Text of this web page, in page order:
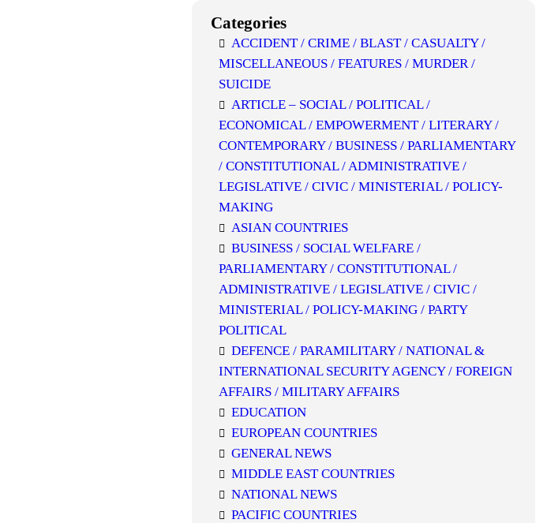
Categories
ACCIDENT / CRIME / BLAST / CASUALTY /
MISCELLANEOUS / FEATURES / MURDER /
SUICIDE
ARTICLE – SOCIAL / POLITICAL /
ECONOMICAL / EMPOWERMENT / LITERARY /
CONTEMPORARY / BUSINESS / PARLIAMENTARY
/ CONSTITUTIONAL / ADMINISTRATIVE /
LEGISLATIVE / CIVIC / MINISTERIAL / POLICY-
MAKING
ASIAN COUNTRIES
BUSINESS / SOCIAL WELFARE /
PARLIAMENTARY / CONSTITUTIONAL /
ADMINISTRATIVE / LEGISLATIVE / CIVIC /
MINISTERIAL / POLICY-MAKING / PARTY
POLITICAL
DEFENCE / PARAMILITARY / NATIONAL &
INTERNATIONAL SECURITY AGENCY / FOREIGN
AFFAIRS / MILITARY AFFAIRS
EDUCATION
EUROPEAN COUNTRIES
GENERAL NEWS
MIDDLE EAST COUNTRIES
NATIONAL NEWS
PACIFIC COUNTRIES